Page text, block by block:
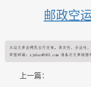
邮政空
上一篇：